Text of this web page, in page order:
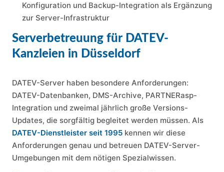
Konfiguration und Backup-Integration als Ergänzung
zur Server-Infrastruktur
Serverbetreuung für DATEV-
Kanzleien in Düsseldorf
DATEV-Server haben besondere Anforderungen:
DATEV-Datenbanken, DMS-Archive, PARTNERasp-
Integration und zweimal jährlich große Versions-
Updates, die sorgfältig begleitet werden müssen. Als
DATEV-Dienstleister seit 1995 kennen wir diese
Anforderungen genau und betreuen DATEV-Server-
Umgebungen mit dem nötigen Spezialwissen.